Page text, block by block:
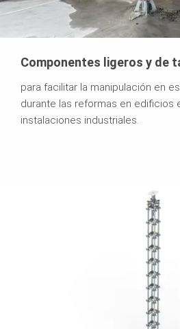
Componentes ligeros y de
para facilitar la manipulación en
durante las reformas en edificios
instalaciones industriales.